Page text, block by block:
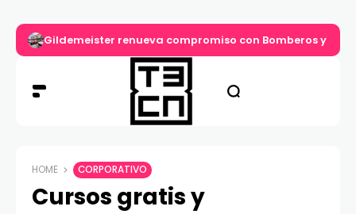
Gildemeister renueva compromiso con Bomberos y
HOME CORPORATIVO
Cursos gratis y